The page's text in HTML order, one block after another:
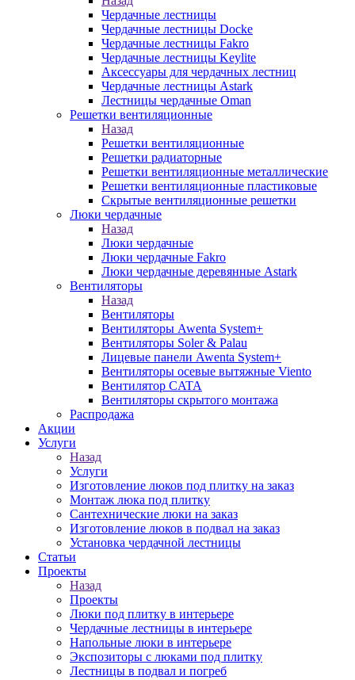
Чердачные лестницы
Чердачные лестницы Docke
Чердачные лестницы Fakro
Чердачные лестницы Keylite
Аксессуары для чердачных лестниц
Чердачные лестницы Astark
Лестницы чердачные Oman
Решетки вентиляционные
Назад
Решетки вентиляционные
Решетки радиаторные
Решетки вентиляционные металлические
Решетки вентиляционные пластиковые
Скрытые вентиляционные решетки
Люки чердачные
Назад
Люки чердачные
Люки чердачные Fakro
Люки чердачные деревянные Astark
Вентиляторы
Назад
Вентиляторы
Вентиляторы Awenta System+
Вентиляторы Soler & Palau
Лицевые панели Awenta System+
Вентиляторы осевые вытяжные Viento
Вентилятор CATA
Вентиляторы скрытого монтажа
Распродажа
Акции
Услуги
Назад
Услуги
Изготовление люков под плитку на заказ
Монтаж люка под плитку
Сантехнические люки на заказ
Изготовление люков в подвал на заказ
Установка чердачной лестницы
Статьи
Проекты
Назад
Проекты
Люки под плитку в интерьере
Чердачные лестницы в интерьере
Напольные люки в интерьере
Экспозиторы с люками под плитку
Лестницы в подвал и погреб